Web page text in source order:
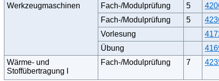
Werkzeugmaschinen
Fach-/Modulprüfung 5
Fach-/Modulprüfung
5
Vorlesung
Übung
Wärme- und
Stoffübertragung I
Fach-/Modulprüfung 7